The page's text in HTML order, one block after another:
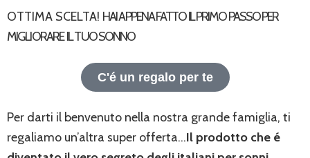
OTTIMA SCELTA! HAI APPENA FATTO IL PRIMO PASSO PER
MIGLIORARE IL TUO SONNO
C'é un regalo per te
Per darti il benvenuto nella nostra grande famiglia, ti
regaliamo un’altra super offerta…Il prodotto che é